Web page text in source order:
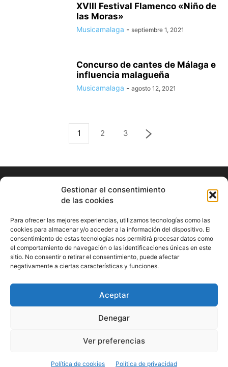
Gestionar el consentimiento
de las cookies
Para ofrecer las mejores experiencias, utilizamos tecnologías como las
cookies para almacenar y/o acceder a la información del dispositivo. El
consentimiento de estas tecnologías nos permitirá procesar datos como
el comportamiento de navegación o las identificaciones únicas en este
sitio. No consentir o retirar el consentimiento, puede afectar
negativamente a ciertas características y funciones.
Aceptar
Denegar
Ver preferencias
Política de cookies Política de privacidad
XVIII Festival Flamenco «Niño de
las Moras»
Musicamalaga - septiembre 1, 2021
Concurso de cantes de Málaga e
influencia malagueña
Musicamalaga - agosto 12, 2021
1 2 3
ABOUT US
Información Cultural de Málaga y otros de interés general
Contact us:musicamalaga55@gmail.com
FOLLOW US
© Musicamalaga